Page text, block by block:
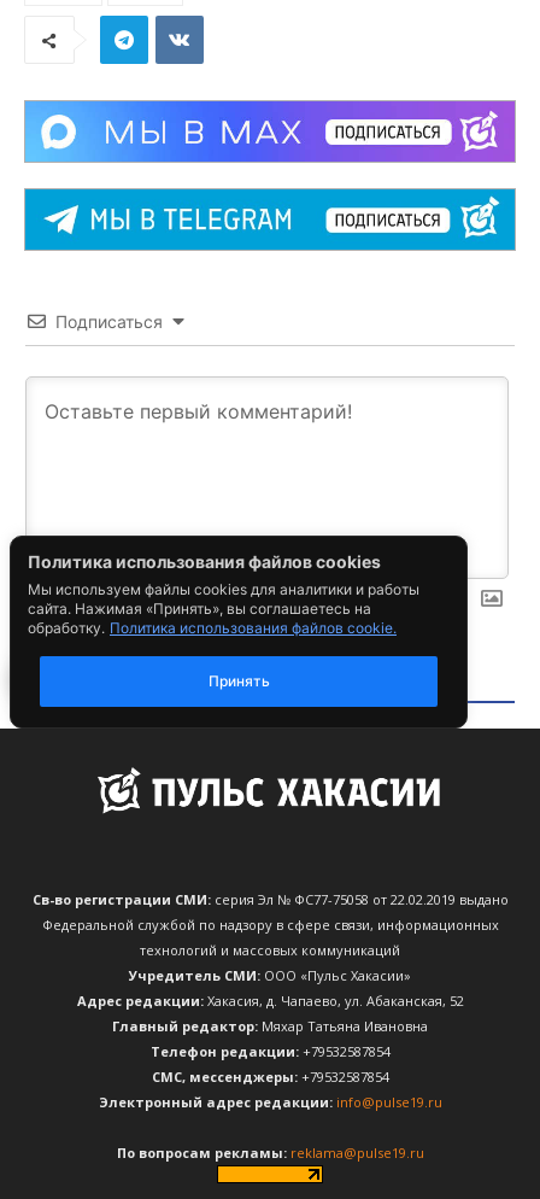
Св-во регистрации СМИ:серия Эл № ФС77-75058 от 22.02.2019 выдано
Федеральной службой по надзору в сфере связи, информационных
технологий и массовых коммуникаций
Учредитель СМИ: ООО «Пульс Хакасии»
Адрес редакции:Хакасия, д. Чапаево, ул. Абаканская, 52
Главный редактор: Мяхар Татьяна Ивановна
Телефон редакции:+79532587854
CМС, мессенджеры:+79532587854
Электронный адрес редакции: info@pulse19.ru
По вопросам рекламы: reklama@pulse19.ru